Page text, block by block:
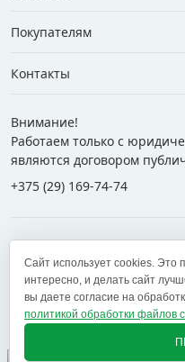
Покупателям
Контакты
Внимание!
Работаем только с
являются договором
+375 (29) 169-74-74
+375 (17) 269-74-74
Сайт использует cookies. Это
интересно, и делать сайт
вы даете согласие на
политикой обработки файлов